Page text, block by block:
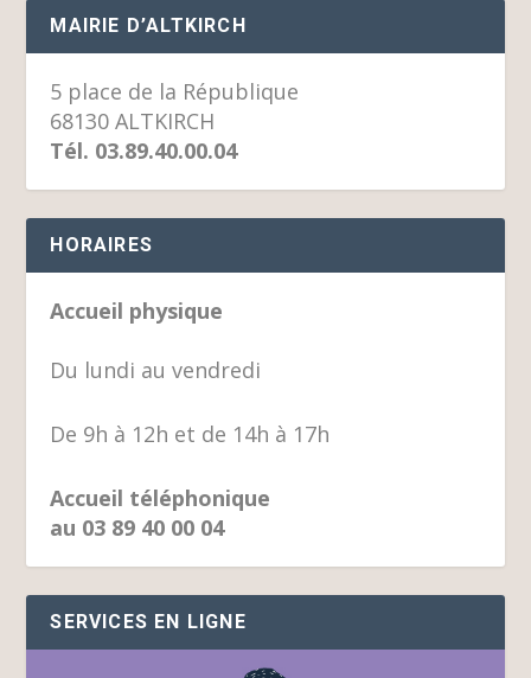
MAIRIE D’ALTKIRCH
5 place de la République
68130 ALTKIRCH
Tél. 03.89.40.00.04
HORAIRES
Accueil physique
Du lundi au vendredi
De 9h à 12h et de 14h à 17h
Accueil téléphonique
au 03 89 40 00 04
SERVICES EN LIGNE